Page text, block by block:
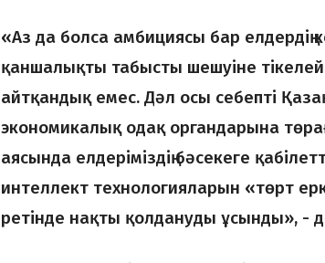
«Аз да болса амбициясы бар елдердің
қаншалықты табысты шешуіне
айтқандық емес. Дәл осы себепті
экономикалық одақ органдарына
аясында елдеріміздің бәсекеге
интеллект технологияларын «төрт
ретінде нақты қолдануды ұсынды», -